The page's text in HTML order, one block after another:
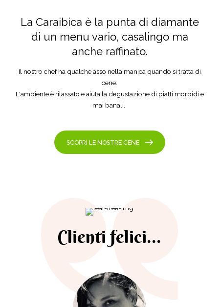
La Caraibica è la punta di diamante
di un menu vario, casalingo ma
anche raffinato.
Il nostro chef ha qualche asso nella manica quando si tratta di
cene.
L'ambiente è rilassato e aiuta la degustazione di piatti morbidi e
mai banali.
SCOPRI LE NOSTRE CENE
Clienti felici...